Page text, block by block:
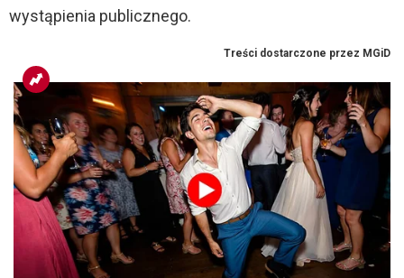
wystąpienia publicznego.